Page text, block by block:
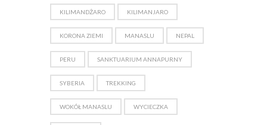
KILIMANDŻARO KILIMANJARO
KORONA ZIEMI MANASLU NEPAL
PERU SANKTUARIUM ANNAPURNY
SYBERIA TREKKING
WOKÓŁ MANASLU WYCIECZKA